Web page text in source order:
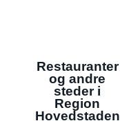
Restauranter
og andre
steder i
Region
Hovedstaden